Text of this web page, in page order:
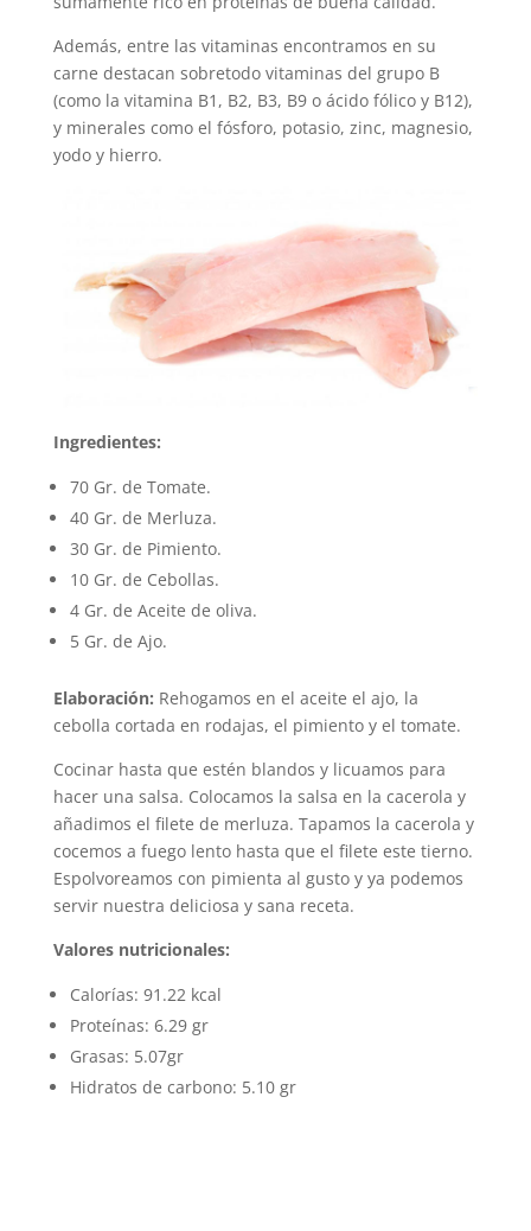
Además, entre las vitaminas encontramos en su
carne destacan sobretodo vitaminas del grupo B
(como la vitamina B1, B2, B3, B9 o ácido fólico y B12),
y minerales como el fósforo, potasio, zinc, magnesio,
yodo y hierro.
Ingredientes:
70 Gr. de Tomate.
40 Gr. de Merluza.
30 Gr. de Pimiento.
10 Gr. de Cebollas.
4 Gr. de Aceite de oliva.
5 Gr. de Ajo.
Elaboración: Rehogamos en el aceite el ajo, la
cebolla cortada en rodajas, el pimiento y el tomate.
Cocinar hasta que estén blandos y licuamos para
hacer una salsa. Colocamos la salsa en la cacerola y
añadimos el filete de merluza. Tapamos la cacerola y
cocemos a fuego lento hasta que el filete este tierno.
Espolvoreamos con pimienta al gusto y ya podemos
servir nuestra deliciosa y sana receta.
Valores nutricionales:
Calorías: 91.22 kcal
Proteínas: 6.29 gr
Grasas: 5.07gr
Hidratos de carbono: 5.10 gr